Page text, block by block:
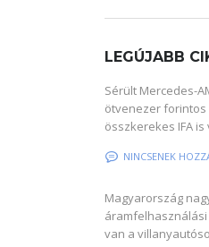
LEGÚJABB
Sérült Mercedes-
ötvenezer forintos
összkerekes IFA is
NINCSENEK
Magyarország
van a